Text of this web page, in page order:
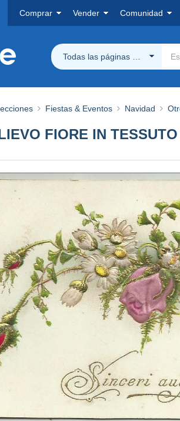
Comprar Vender Comunidad
Todas las páginas Delcampe
Fiestas & Eventos Navidad
FIORE IN